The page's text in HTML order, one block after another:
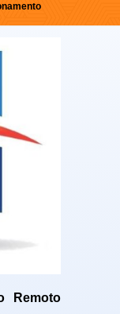
Remoto